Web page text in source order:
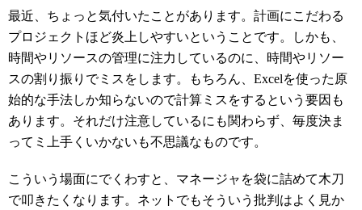
最近、ちょっと気付いたことがあります。計画にこだわる
プロジェクトほど炎上しやすいということです。しかも、
時間やリソースの管理に注力しているのに、時間やリソー
スの割り振りでミスをします。もちろん、Excelを使った原
始的な手法しか知らないので計算ミスをするという要因も
あります。それだけ注意しているにも関わらず、毎度決ま
ってミ上手くいかないも不思議なものです。
こういう場面にでくわすと、マネージャを袋に詰めて木刀
で叩きたくなります。ネットでもそういう批判はよく見か